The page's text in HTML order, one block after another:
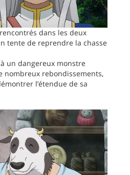
dans les deux
tente de reprendre la chasse
un dangereux monstre
nombreux rebondissements,
l’étendue de sa